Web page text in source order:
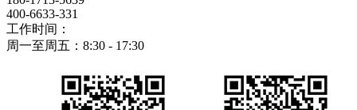
400-6633-331
工作时间：
周一至周五：8:30 - 17:30